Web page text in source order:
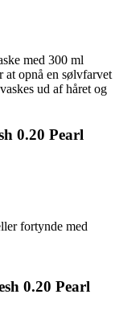
med 300 ml
opnå en sølvfarvet
ud af håret og
0.20 Pearl
fortynde med
0.20 Pearl